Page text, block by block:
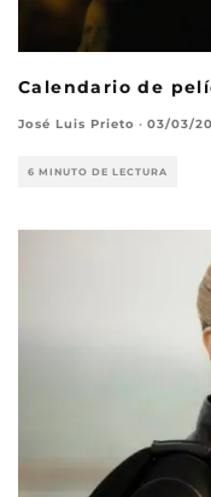
Calendario de
José Luis Prieto · 03/03/
6 MINUTO DE LECTURA